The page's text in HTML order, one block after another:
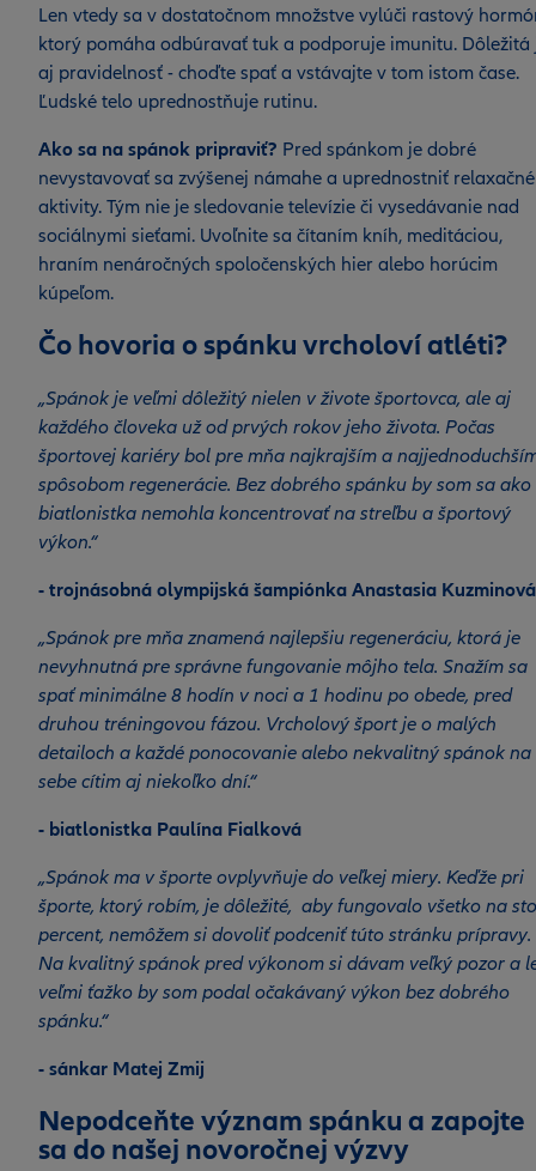
Len vtedy sa v dostatočnom množstve vylúči rastový
ktorý pomáha odbúravať tuk a podporuje imunitu. Dôležitá
aj pravidelnosť - choďte spať a vstávajte v tom istom čase.
Ľudské telo uprednostňuje rutinu.
Ako sa na spánok pripraviť? Pred spánkom je dobré
nevystavovať sa zvýšenej námahe a uprednostniť relaxačné
aktivity. Tým nie je sledovanie televízie či vysedávanie nad
sociálnymi sieťami. Uvoľnite sa čítaním kníh, meditáciou,
hraním nenáročných spoločenských hier alebo horúcim
kúpeľom.
Čo hovoria o spánku vrcholoví atléti?
„Spánok je veľmi dôležitý nielen v živote športovca, ale aj
každého človeka už od prvých rokov jeho života. Počas
športovej kariéry bol pre mňa najkrajším a
spôsobom regenerácie. Bez dobrého spánku by som sa ako
biatlonistka nemohla koncentrovať na streľbu a športový
výkon.“
- trojnásobná olympijská šampiónka Anastasia Kuzminová
„Spánok pre mňa znamená najlepšiu regeneráciu, ktorá je
nevyhnutná pre správne fungovanie môjho tela. Snažím sa
spať minimálne 8 hodín v noci a 1 hodinu po obede, pred
druhou tréningovou fázou. Vrcholový šport je o malých
detailoch a každé ponocovanie alebo nekvalitný spánok na
sebe cítim aj niekoľko dní.“
- biatlonistka Paulína Fialková
„Spánok ma v športe ovplyvňuje do veľkej miery. Keďže pri
športe, ktorý robím, je dôležité, aby fungovalo všetko na sto
percent, nemôžem si dovoliť podceniť túto stránku prípravy.
Na kvalitný spánok pred výkonom si dávam veľký pozor a
veľmi ťažko by som podal očakávaný výkon bez dobrého
spánku.“
- sánkar Matej Zmij
Nepodceňte význam spánku a zapojte
sa do našej novoročnej výzvy